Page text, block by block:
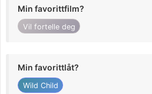
Min favorittfilm?
Vil fortelle deg
Min favorittlåt?
Wild Child